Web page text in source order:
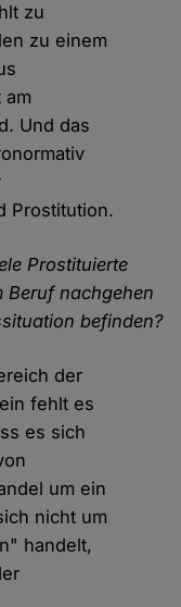
zu
zu einem
Und das
Prostitution.
Prostituierte
Beruf nachgehen
befinden?
der
fehlt es
es sich
um ein
nicht um
handelt,